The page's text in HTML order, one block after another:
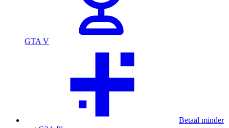
GTA V
Betaal minder